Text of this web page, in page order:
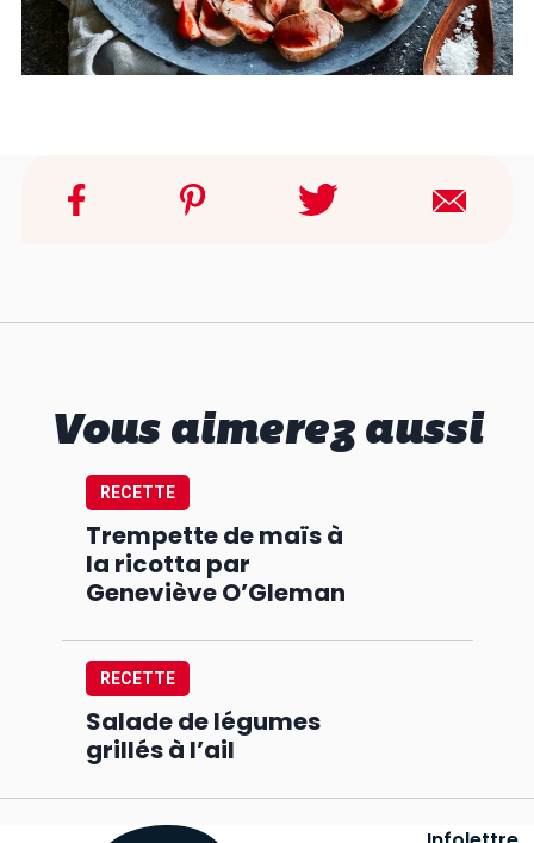
Vous aimerez aussi
RECETTE
Trempette de maïs à
la ricotta par
Geneviève O’Gleman
RECETTE
Salade de légumes
grillés à l’ail